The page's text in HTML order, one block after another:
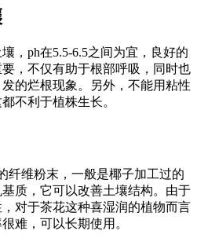
，ph在5.5-6.5之间为宜，良好的
，不仅有助于根部呼吸，同时也
的烂根现象。另外，不能用粘性
不利于植株生长。
纤维粉末，一般是椰子加工过的
质，它可以改善土壤结构。由于
对于茶花这种喜湿润的植物而言
难，可以长期使用。